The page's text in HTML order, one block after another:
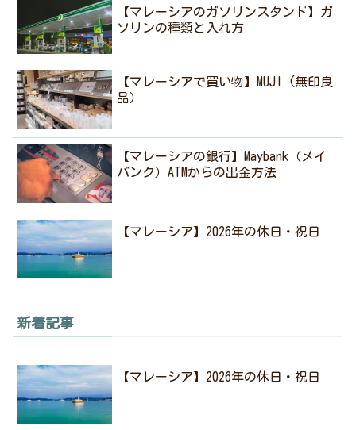
【マレーシアのガソリンスタンド】ガ
ソリンの種類と入れ方
【マレーシアで買い物】MUJI (無印良
品）
【マレーシアの銀行】Maybank（メイ
バンク）ATMからの出金方法
【マレーシア】2026年の休日・祝日
新着記事
【マレーシア】2026年の休日・祝日